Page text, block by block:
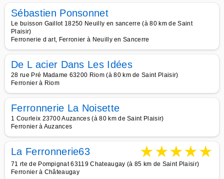
Sébastien Ponsonnet
Le buisson Gaillot 18250 Neuilly en sancerre (à 80 km de Saint
Plaisir)
Ferronerie d art, Ferronier à Neuilly en Sancerre
De L acier Dans Les Idées
28 rue Pré Madame 63200 Riom (à 80 km de Saint Plaisir)
Ferronier à Riom
Ferronnerie La Noisette
1 Courleix 23700 Auzances (à 80 km de Saint Plaisir)
Ferronier à Auzances
La Ferronnerie63 ★★★★★
71 rte de Pompignat 63119 Chateaugay (à 85 km de Saint Plaisir)
Ferronier à Châteaugay